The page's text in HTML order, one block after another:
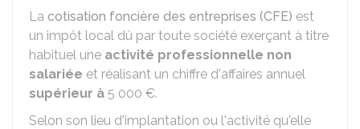
La cotisation foncière des entreprises (CFE) est
un impôt local dû par toute société exerçant à titre
habituel une activité professionnelle non
salariée et réalisant un chiffre d'affaires annuel
supérieur à 5 000 €.
Selon son lieu d'implantation ou l'activité qu'elle